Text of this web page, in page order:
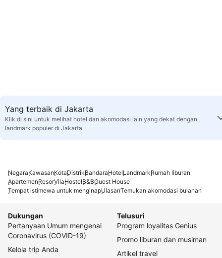
Yang terbaik di Jakarta
Klik di sini untuk melihat hotel dan akomodasi lain yang dekat dengan
landmark populer di Jakarta
NegaraKawasanKotaDistrikBandaraHotelLandmarkRumah liburan
ApartemenResorVilaHostelB&BGuest House
Tempat istimewa untuk menginapUlasanTemukan akomodasi bulanan
Dukungan
Pertanyaan Umum mengenai
Coronavirus (COVID-19)
Kelola trip Anda
Telusuri
Program loyalitas Genius
Promo liburan dan musiman
Artikel travel